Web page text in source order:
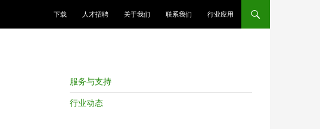
下载
人才招聘 关于我们 联系我们 行业应用
服务与支持
行业动态